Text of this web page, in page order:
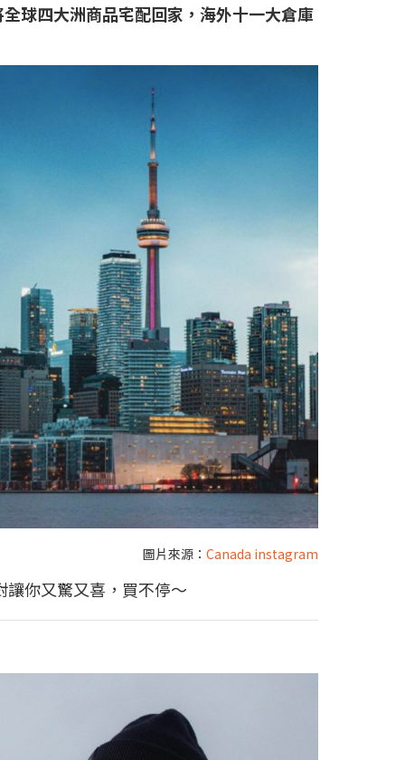
球四大洲商品宅配回家，海外十一大倉庫
圖片來源： Canada instagram
你又驚又喜，買不停～